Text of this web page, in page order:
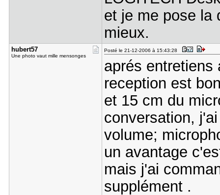
et je me pose la
mieux.
hubert57
Une photo vaut mille mensonges
Posté le 21-12-2006 à 15:43:28
aprés entretiens
reception est
et 15 cm du
conversation,
volume;
un avantage
mais j'ai
supplément .